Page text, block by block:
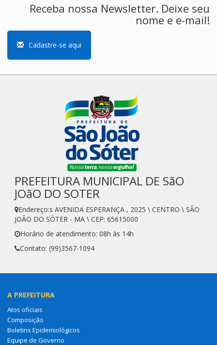
Receba nossa Newsletter. Deixe seu
nome e e-mail!
Cadastre-se aqui
PREFEITURA MUNICIPAL DE SãO
JOãO DO SOTER
Endereço:s AVENIDA ESPERANÇA , 2025 \ CENTRO \ SÃO
JOÃO DO SÓTER - MA \ CEP: 65615000
Horário de atendimento: 08h às 14h
Contato: (99)3567-1094
A PREFEITURA
Atos oficiais
Composição
Boletins Epidemiológicos
Equipe de Governo